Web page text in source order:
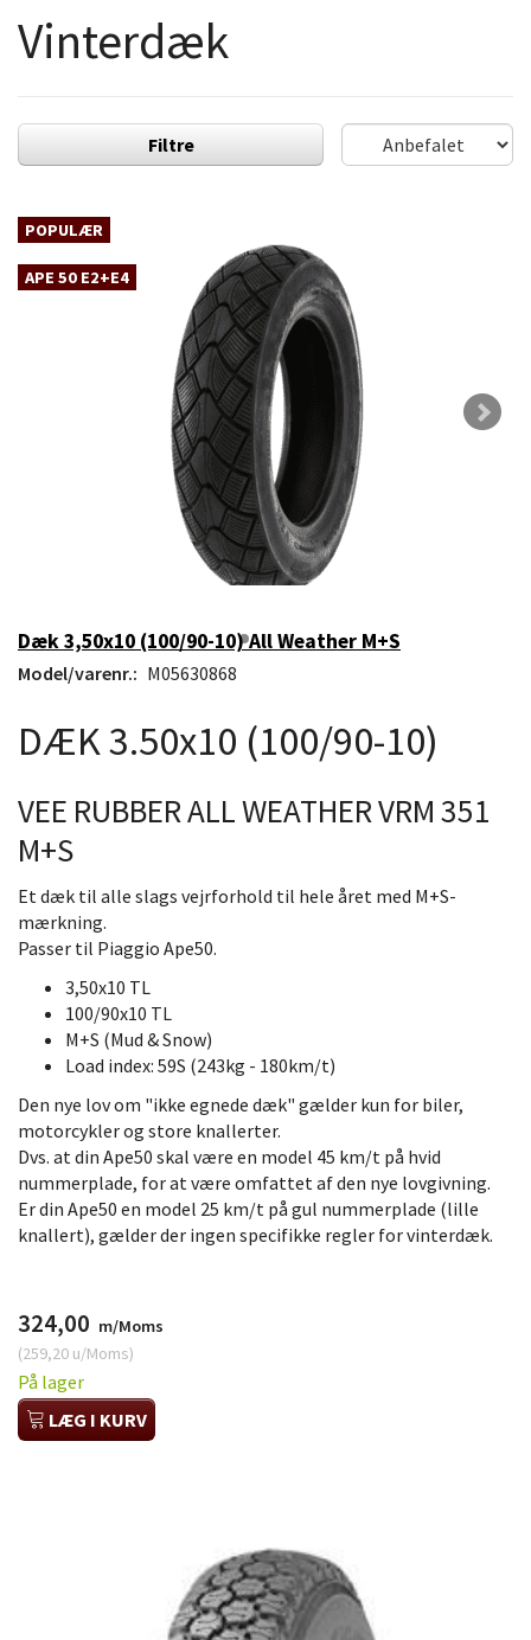
Vinterdæk
Filtre
POPULÆR
APE 50 E2+E4
Dæk 3,50x10 (100/90-10) All Weather M+S
Model/varenr.: M05630868
DÆK 3.50x10 (100/90-10)
VEE RUBBER ALL WEATHER VRM 351
M+S
Et dæk til alle slags vejrforhold til hele året med M+S-
mærkning.
Passer til Piaggio Ape50.
3,50x10 TL
100/90x10 TL
M+S (Mud & Snow)
Load index: 59S (243kg - 180km/t)
Den nye lov om "ikke egnede dæk" gælder kun for biler,
motorcykler og store knallerter.
Dvs. at din Ape50 skal være en model 45 km/t på hvid
nummerplade, for at være omfattet af den nye lovgivning.
Er din Ape50 en model 25 km/t på gul nummerplade (lille
knallert), gælder der ingen specifikke regler for vinterdæk.
324,00 m/Moms
(259,20 u/Moms)
På lager
LÆG I KURV